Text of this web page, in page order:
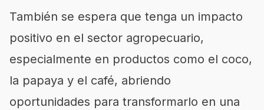
También se espera que tenga un impacto
positivo en el sector agropecuario,
especialmente en productos como el coco,
la papaya y el café, abriendo
oportunidades para transformarlo en una